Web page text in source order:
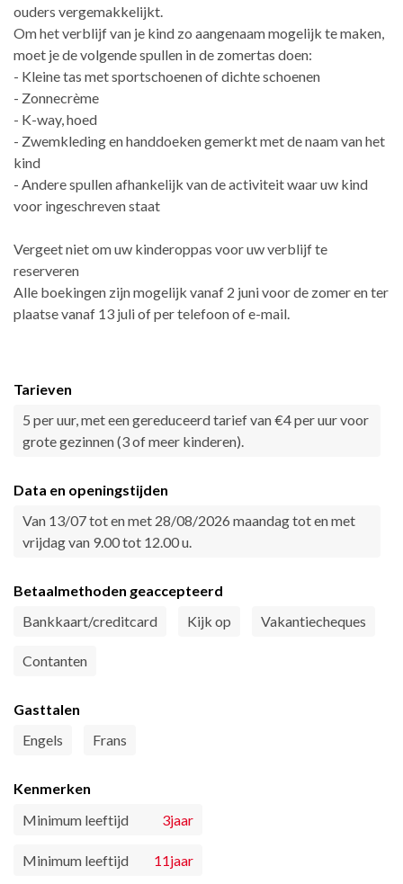
ouders vergemakkelijkt.
Om het verblijf van je kind zo aangenaam mogelijk te maken,
moet je de volgende spullen in de zomertas doen:
- Kleine tas met sportschoenen of dichte schoenen
- Zonnecrème
- K-way, hoed
- Zwemkleding en handdoeken gemerkt met de naam van het
kind
- Andere spullen afhankelijk van de activiteit waar uw kind
voor ingeschreven staat
Vergeet niet om uw kinderoppas voor uw verblijf te
reserveren
Alle boekingen zijn mogelijk vanaf 2 juni voor de zomer en ter
plaatse vanaf 13 juli of per telefoon of e-mail.
Tarieven
5 per uur, met een gereduceerd tarief van €4 per uur voor
grote gezinnen (3 of meer kinderen).
Data en openingstijden
Van 13/07 tot en met 28/08/2026 maandag tot en met
vrijdag van 9.00 tot 12.00 u.
Betaalmethoden geaccepteerd
Bankkaart/creditcard
Kijk op Vakantiecheques
Contanten
Gasttalen
Engels
Frans
Kenmerken
Minimum leeftijd
3jaar
Minimum leeftijd 11jaar